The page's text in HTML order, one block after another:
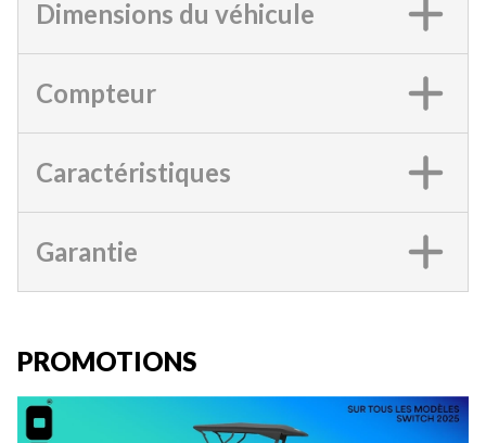
Dimensions du véhicule
Compteur
Caractéristiques
Garantie
PROMOTIONS